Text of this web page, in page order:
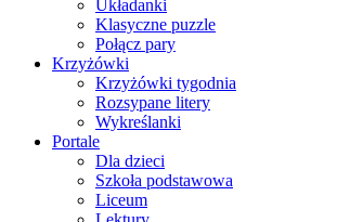
Układanki
Klasyczne puzzle
Połącz pary
Krzyżówki
Krzyżówki tygodnia
Rozsypane litery
Wykreślanki
Portale
Dla dzieci
Szkoła podstawowa
Liceum